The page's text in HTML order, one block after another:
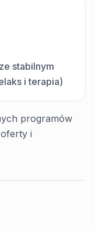
stabilnym
i terapia)
programów
i